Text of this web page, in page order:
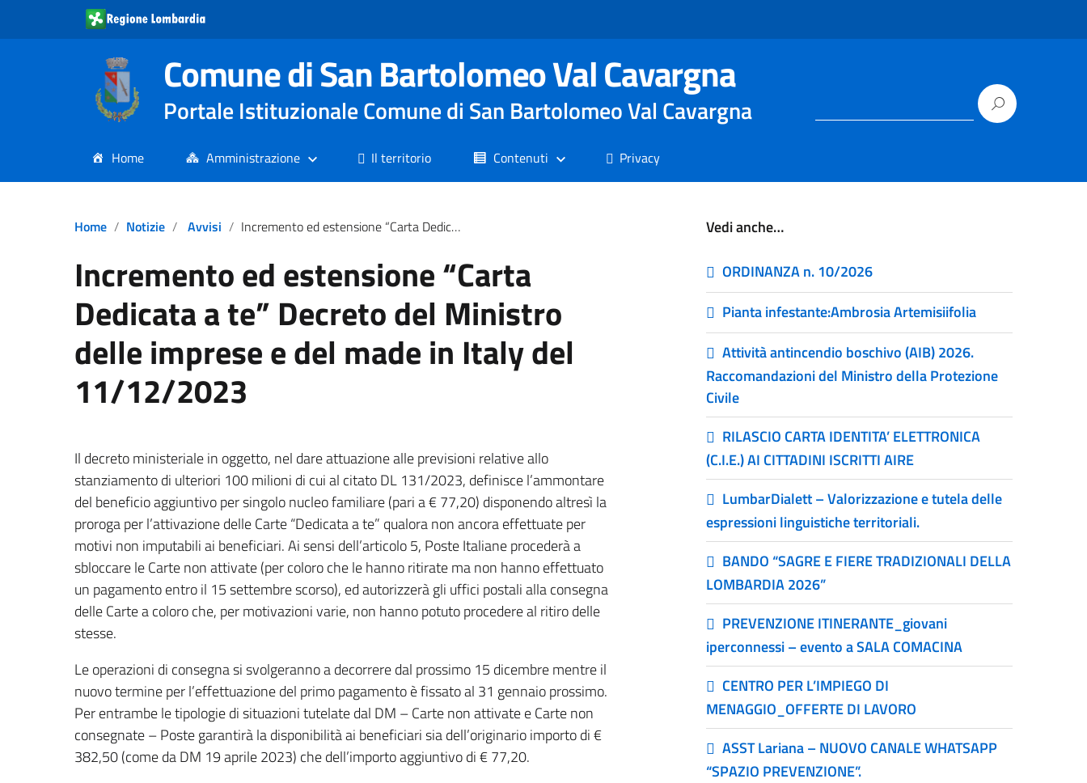
Comune di San Bartolomeo Val Cavargna
Portale Istituzionale Comune di San Bartolomeo Val Cavargna
Home Amministrazione Il territorio Contenuti Privacy
Home Notizie Avvisi Incremento ed estensione “Carta Dedicata a te” Decreto del Ministro delle imprese e del made in Italy del 11/12/2023
Incremento ed estensione “Carta
Dedicata a te” Decreto del Ministro
delle imprese e del made in Italy del
11/12/2023
Il decreto ministeriale in oggetto, nel dare attuazione alle previsioni relative allo
stanziamento di ulteriori 100 milioni di cui al citato DL 131/2023, definisce l’ammontare
del beneficio aggiuntivo per singolo nucleo familiare (pari a € 77,20) disponendo altresì la
proroga per l’attivazione delle Carte “Dedicata a te” qualora non ancora effettuate per
motivi non imputabili ai beneficiari. Ai sensi dell’articolo 5, Poste Italiane procederà a
sbloccare le Carte non attivate (per coloro che le hanno ritirate ma non hanno effettuato
un pagamento entro il 15 settembre scorso), ed autorizzerà gli uffici postali alla consegna
delle Carte a coloro che, per motivazioni varie, non hanno potuto procedere al ritiro delle
stesse.
Le operazioni di consegna si svolgeranno a decorrere dal prossimo 15 dicembre mentre il
nuovo termine per l’effettuazione del primo pagamento è fissato al 31 gennaio prossimo.
Per entrambe le tipologie di situazioni tutelate dal DM – Carte non attivate e Carte non
consegnate – Poste garantirà la disponibilità ai beneficiari sia dell’originario importo di €
382,50 (come da DM 19 aprile 2023) che dell’importo aggiuntivo di € 77,20.
Vedi anche…
ORDINANZA n. 10/2026
Pianta infestante:Ambrosia Artemisiifolia
Attività antincendio boschivo (AIB) 2026.
Raccomandazioni del Ministro della Protezione
Civile
RILASCIO CARTA IDENTITA’ ELETTRONICA
(C.I.E.) AI CITTADINI ISCRITTI AIRE
LumbarDialett – Valorizzazione e tutela delle
espressioni linguistiche territoriali.
BANDO “SAGRE E FIERE TRADIZIONALI DELLA
LOMBARDIA 2026”
PREVENZIONE ITINERANTE_giovani
iperconnessi – evento a SALA COMACINA
CENTRO PER L’IMPIEGO DI
MENAGGIO_OFFERTE DI LAVORO
ASST Lariana – NUOVO CANALE WHATSAPP
“SPAZIO PREVENZIONE”.